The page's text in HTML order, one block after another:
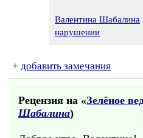
Валентина Шабалина
нарушении
+ добавить замечания
Рецензия на «Зелёное
Шабалина)